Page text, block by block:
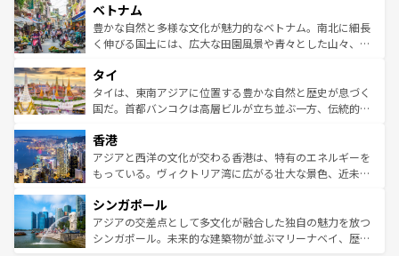
参照してほしい。
容にもいいと評判のスイーツなど、バラエティ豊かな料理
が味わえる。 なお、新着の台湾情報は コンテンツ一覧を参
照してほしい。
き、地方に足を延ばせば四季折々の自然美を楽しむことが
できる。そして、キムチや焼肉、絶品のストリートフード
まで、さまざまな韓国料理が待っている。夜には、韓国な
リティに包まれながら、韓国の多彩な魅力を心ゆくまで味
わってみてほしい。 なお、新着の韓国情報はコンテンツ一
覧を参照してほしい。
ベトナム
豊かな自然と多様な文化が魅力的なベトナム。南北に細長
く伸びる国土には、広大な田園風景や青々とした山々、世
急速な発展と共に伝統が息づく。ハノイの古い町並みやホ
ーチミン市のフランス統治時代の建物も、独特の雰囲気を
醸し出している。また、バラエティの豊かさとおいしさで
とつ。フォーやバインミー、ベトナムコーヒーなどは、ぜ
ひ現地で味わいたい。どの地域を訪れてもあたたかい人々
が旅行者を迎えてくれるので、きっと忘れられない旅にな
参照してほしい。
タイ
タイは、東南アジアに位置する豊かな自然と歴史が息づく
国だ。首都バンコクは高層ビルが立ち並ぶ一方、伝統的な
の活気が交差している。北部ではチェンマイなどの山岳地
帯で自然と触れ合い、南部ではプーケットやクラビの美し
いビーチでリゾート気分を楽しむことができる。タイ料理
激する。気候は一年中温暖で、どの季節にも異なる楽しみ
が待っている。親しみやすいタイの人々、仏教を中心とし
た文化、そして多様な観光資源が、訪れる旅人を魅了し続
香港
アジアと西洋の文化が交わる香港は、特有のエネルギーを
もっている。ヴィクトリア湾に広がる壮大な景色、近未来
み、どこを訪れても感動するはず。観光スポットが密集し
ており、効率よく見どころを回れるのも魅力。息をのむよ
うな絶景から文化的な体験まで、香港を存分に楽しみ尽く
シンガポール
アジアの交差点として多文化が融合した独自の魅力を放つ
シンガポール。未来的な建築物が並ぶマリーナベイ、歴史